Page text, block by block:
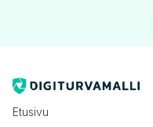
Etusivu